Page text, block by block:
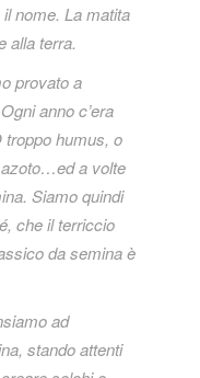
nome. La matita
alla terra.
provato a
anno c’era
humus, o
a volte
Siamo quindi
che il terriccio
da semina è
ad
stando attenti